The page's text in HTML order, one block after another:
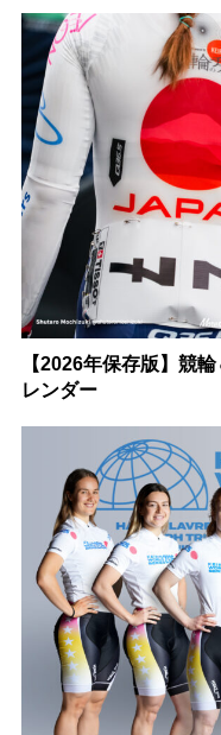
【2026年保存版】競
レンダー